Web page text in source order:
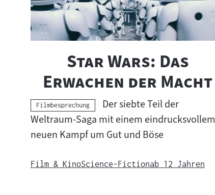
"
Star Wars: Das
Erwachen der Macht"
Kategorie:
Filmbesprechung
Der siebte Teil der
Weltraum-Saga mit einem eindrucksvollem
neuen Kampf um Gut und Böse
Film & KinoScience-Fictionab 12 Jahren